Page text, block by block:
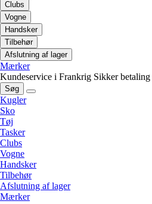
Clubs
Vogne
Handsker
Tilbehør
Afslutning af lager
Mærker
Kundeservice i Frankrig Sikker betaling
Søg
Kugler
Sko
Tøj
Tasker
Clubs
Vogne
Handsker
Tilbehør
Afslutning af lager
Mærker